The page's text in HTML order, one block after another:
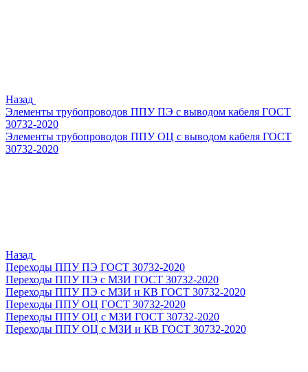
Назад
Элементы трубопроводов ППУ ПЭ с выводом кабеля ГОСТ
30732-2020
Элементы трубопроводов ППУ ОЦ с выводом кабеля ГОСТ
30732-2020
Назад
Переходы ППУ ПЭ ГОСТ 30732-2020
Переходы ППУ ПЭ с МЗИ ГОСТ 30732-2020
Переходы ППУ ПЭ с МЗИ и КВ ГОСТ 30732-2020
Переходы ППУ ОЦ ГОСТ 30732-2020
Переходы ППУ ОЦ с МЗИ ГОСТ 30732-2020
Переходы ППУ ОЦ с МЗИ и КВ ГОСТ 30732-2020